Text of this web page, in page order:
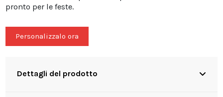
pronto per le feste.
Personalizzalo ora
Dettagli del prodotto